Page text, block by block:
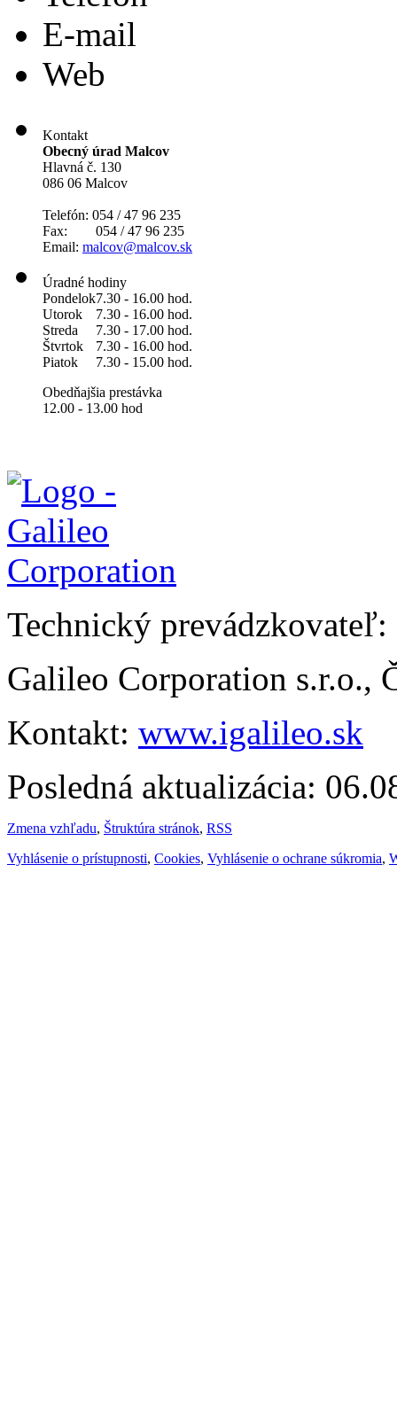
E-mail
Web
Kontakt
Obecný úrad Malcov
Hlavná č. 130
086 06 Malcov
Telefón: 054 / 47 96 235
Fax: 054 / 47 96 235
Email: malcov@malcov.sk
Úradné hodiny
Pondelok7.30 - 16.00 hod.
Utorok
7.30 - 16.00 hod.
Streda
7.30 - 17.00 hod.
Štvrtok
7.30 - 16.00 hod.
Piatok
7.30 - 15.00 hod.
Obedňajšia prestávka
12.00 - 13.00 hod
Technický prevádzkovateľ:
Galileo Corporation s.r.o.,
Kontakt: www.igalileo.sk
Posledná aktualizácia:
Zmena vzhľadu, Štruktúra stránok, RSS
Vyhlásenie o prístupnosti, Cookies, Vyhlásenie o ochrane súkromia,